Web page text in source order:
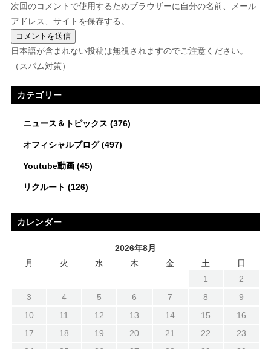
次回のコメントで使用するためブラウザーに自分の名前、メール
アドレス、サイトを保存する。
日本語が含まれない投稿は無視されますのでご注意ください。
（スパム対策）
カテゴリー
ニュース＆トピックス (376)
オフィシャルブログ(497)
Youtube動画(45)
リクルート (126)
カレンダー
2026年8月
月
火 水 木 金 土
日
1
2
3
4 5 6 7 8
9
10
11 12 13 14 15
16
17
18 19 20 21 22
23